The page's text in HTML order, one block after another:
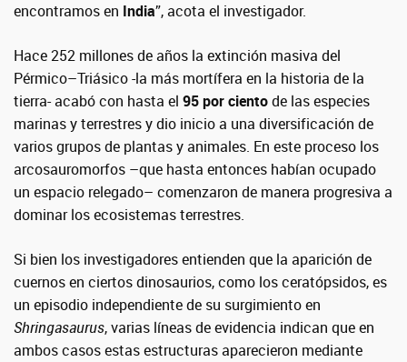
encontramos en India”, acota el investigador.
Hace 252 millones de años la extinción masiva del
Pérmico–Triásico -la más mortífera en la historia de la
tierra- acabó con hasta el 95 por cientode las especies
marinas y terrestres y dio inicio a una diversificación de
varios grupos de plantas y animales. En este proceso los
arcosauromorfos –que hasta entonces habían ocupado
un espacio relegado– comenzaron de manera progresiva a
dominar los ecosistemas terrestres.
Si bien los investigadores entienden que la aparición de
cuernos en ciertos dinosaurios, como los ceratópsidos, es
un episodio independiente de su surgimiento en
Shringasaurus, varias líneas de evidencia indican que en
ambos casos estas estructuras aparecieron mediante